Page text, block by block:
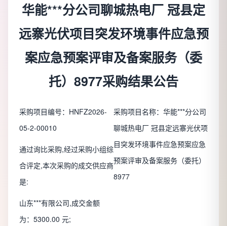
华能***分公司聊城热电厂 冠县定
远寨光伏项目突发环境事件应急预
案应急预案评审及备案服务（委
托）8977采购结果公告
采购项目编号：HNFZ2026-
05-2-00010
通过询比采购,经过采购小组综
合评定,本次采购的成交供应商
是:
山东***有限公司,成交金额
为：5300.00 元;
采购项目名称：华能***分公司
聊城热电厂 冠县定远寨光伏项
目突发环境事件应急预案应急
预案评审及备案服务（委托）
8977